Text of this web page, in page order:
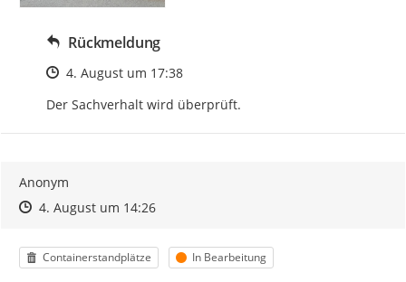
Rückmeldung
Zeitpunkt des Erstellens
4. August um 17:38
Der Sachverhalt wird überprüft.
Anonym
Zeitpunkt des Erstellens
Zeitpunkt des Erstellens
4. August um 14:26Zur Äußerung
Kategorie
Containerstandplätze Status
In Bearbeitung